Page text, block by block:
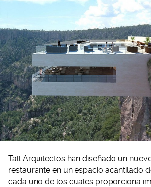
Tall Arquitectos han diseñado un
restaurante en un espacio acantilado
cada uno de los cuales proporciona